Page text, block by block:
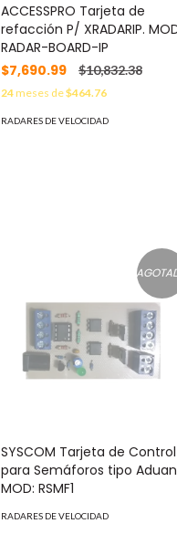
ACCESSPRO Tarjeta de
refacción P/ XRADARIP.
RADAR-BOARD-IP
$7,690.99
$10,832.38
24meses de$464.76
RADARES DE VELOCIDAD
SYSCOM Tarjeta de Control
para Semáforos tipo
MOD: RSMF1
RADARES DE VELOCIDAD